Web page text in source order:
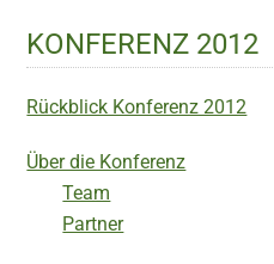
KONFERENZ 2012
Rückblick Konferenz 2012
Über die Konferenz
Team
Partner